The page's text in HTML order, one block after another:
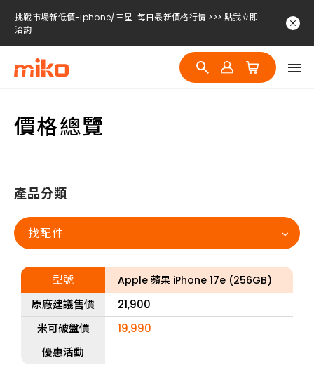
挑戰市場新低價-iphone/三星..每日最新價格行情 >>> 點我立即
洽詢
挑戰市場新低價-iphone/三星..每日最新價格行情 >>> 點我立即
洽詢
挑戰市場新低價-iphone/三星..每日最新價格行情 >>> 點我立即
挑戰市場新低價-iphone/三星..每日最新價格行情 >>> 點我立即
洽詢
價格總覽
產品分類
找配件
型號 Apple 蘋果 iPhone 17e (256GB)
原廠建議售價
21,900
米可破盤價
19,990
優惠活動